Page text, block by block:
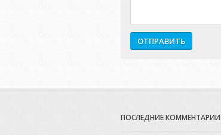
ПОСЛЕДНИЕ КОММЕНТАРИИ